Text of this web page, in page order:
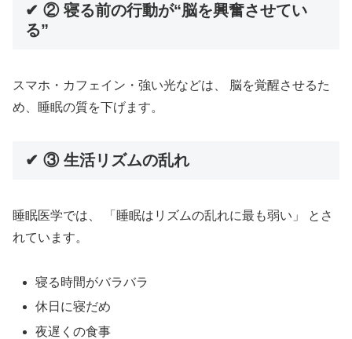
✔ ② 寝る前の行動が“脳を興奮させてい
る”
スマホ・カフェイン・強い光などは、 脳を覚醒させるた
め、睡眠の質を下げます。
✔ ③ 生活リズムの乱れ
睡眠医学では、 「睡眠はリズムの乱れに最も弱い」 とさ
れています。
寝る時間がバラバラ
休日に寝だめ
夜遅くの食事